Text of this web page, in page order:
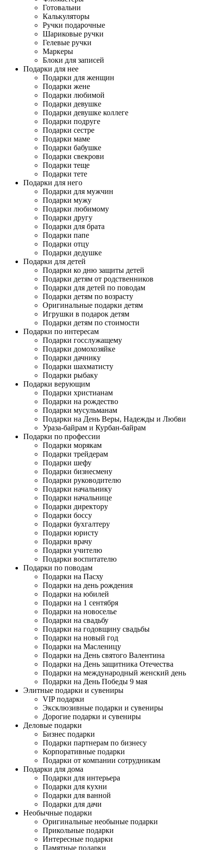
Готовальни
Калькуляторы
Ручки подарочные
Шариковые ручки
Гелевые ручки
Маркеры
Блоки для записей
Подарки для нее
Подарки для женщин
Подарки жене
Подарки любимой
Подарки девушке
Подарки девушке коллеге
Подарки подруге
Подарки сестре
Подарки маме
Подарки бабушке
Подарки свекрови
Подарки теще
Подарки тете
Подарки для него
Подарки для мужчин
Подарки мужу
Подарки любимому
Подарки другу
Подарки для брата
Подарки папе
Подарки отцу
Подарки дедушке
Подарки для детей
Подарки ко дню защиты детей
Подарки детям от родственников
Подарки для детей по поводам
Подарки детям по возрасту
Оригинальные подарки детям
Игрушки в подарок детям
Подарки детям по стоимости
Подарки по интересам
Подарки госслужащему
Подарки домохозяйке
Подарки дачнику
Подарки шахматисту
Подарки рыбаку
Подарки верующим
Подарки христианам
Подарки на рождество
Подарки мусульманам
Подарки на День Веры, Надежды и Любви
Ураза-байрам и Курбан-байрам
Подарки по профессии
Подарки морякам
Подарки трейдерам
Подарки шефу
Подарки бизнесмену
Подарки руководителю
Подарки начальнику
Подарки начальнице
Подарки директору
Подарки боссу
Подарки бухгалтеру
Подарки юристу
Подарки врачу
Подарки учителю
Подарки воспитателю
Подарки по поводам
Подарки на Пасху
Подарки на день рождения
Подарки на юбилей
Подарки на 1 сентября
Подарки на новоселье
Подарки на свадьбу
Подарки на годовщину свадьбы
Подарки на новый год
Подарки на Масленицу
Подарки на День святого Валентина
Подарки на День защитника Отечества
Подарки на международный женский день
Подарки на День Победы 9 мая
Элитные подарки и сувениры
VIP подарки
Эксклюзивные подарки и сувениры
Дорогие подарки и сувениры
Деловые подарки
Бизнес подарки
Подарки партнерам по бизнесу
Корпоративные подарки
Подарки от компании сотрудникам
Подарки для дома
Подарки для интерьера
Подарки для кухни
Подарки для ванной
Подарки для дачи
Необычные подарки
Оригинальные необыные подарки
Прикольные подарки
Интересные подарки
Памятные подарки